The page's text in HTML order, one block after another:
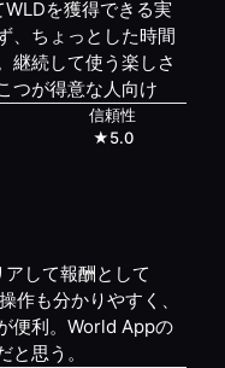
を獲得できる実
、ちょっとした時間
継続して使う楽しさ
つが得意な人向け
信頼性
★5.0
して報酬として
作も分かりやすく、
便利。World Appの
思う。